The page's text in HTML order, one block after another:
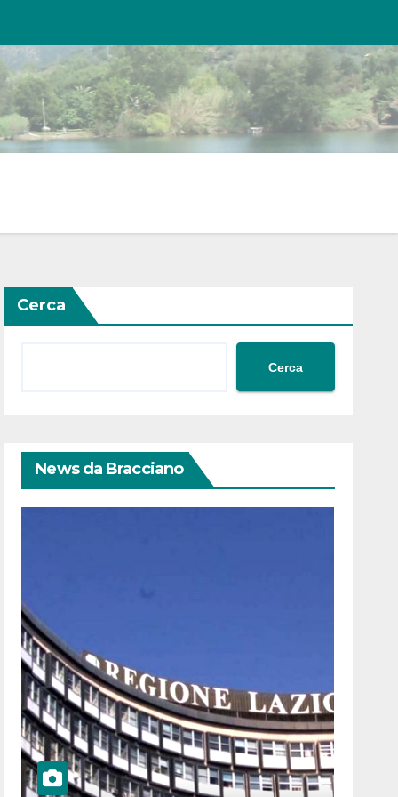
Cerca
Cerca
News da Bracciano